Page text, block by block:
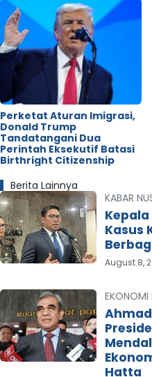
Perketat Aturan Imigrasi,
Donald Trump
Tandatangani Dua
Perintah Eksekutif Batasi
Birthright Citizenship
Berita Lainnya
KABAR
Kasus
August 8,
EKONOMI
Hatta